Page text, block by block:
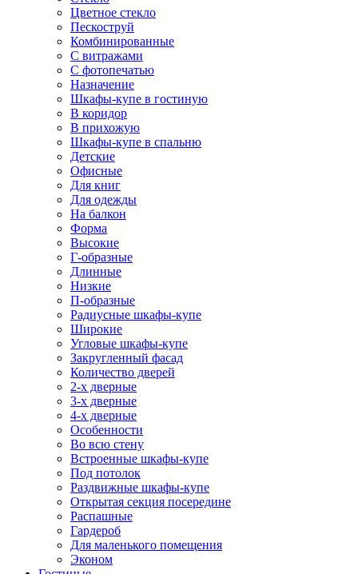
Цветное стекло
Пескоструй
Комбинированные
С витражами
С фотопечатью
Назначение
Шкафы-купе в гостиную
В коридор
В прихожую
Шкафы-купе в спальню
Детские
Офисные
Для книг
Для одежды
На балкон
Форма
Высокие
Г-образные
Длинные
Низкие
П-образные
Радиусные шкафы-купе
Широкие
Угловые шкафы-купе
Закругленный фасад
Количество дверей
2-х дверные
3-х дверные
4-х дверные
Особенности
Во всю стену
Встроенные шкафы-купе
Под потолок
Раздвижные шкафы-купе
Открытая секция посередине
Распашные
Гардероб
Для маленького помещения
Эконом